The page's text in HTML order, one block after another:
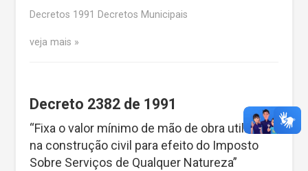
Decretos 1991 Decretos Municipais
veja mais
Decreto 2382 de 1991
“Fixa o valor mínimo de mão de obra utilizada
na construção civil para efeito do Imposto
Sobre Serviços de Qualquer Natureza”